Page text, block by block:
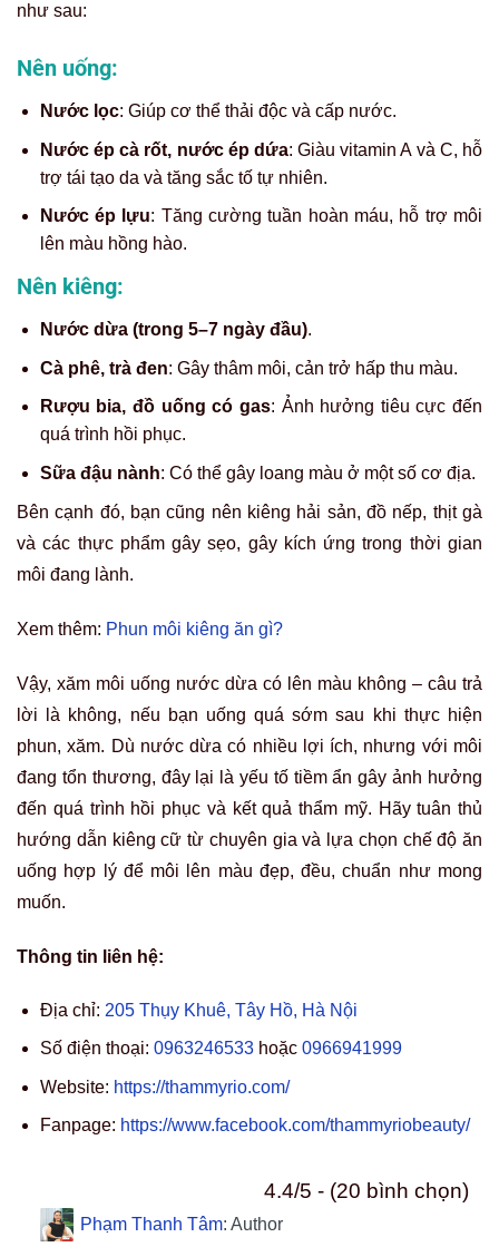
như sau:
Nên uống:
Nước lọc: Giúp cơ thể thải độc và cấp nước.
Nước ép cà rốt, nước ép dứa: Giàu vitamin A và C, hỗ
trợ tái tạo da và tăng sắc tố tự nhiên.
Nước ép lựu: Tăng cường tuần hoàn máu, hỗ trợ môi
lên màu hồng hào.
Nên kiêng:
Nước dừa (trong 5–7 ngày đầu).
Cà phê, trà đen: Gây thâm môi, cản trở hấp thu màu.
Rượu bia, đồ uống có gas: Ảnh hưởng tiêu cực đến
quá trình hồi phục.
Sữa đậu nành: Có thể gây loang màu ở một số cơ địa.
Bên cạnh đó, bạn cũng nên kiêng hải sản, đồ nếp, thịt gà
và các thực phẩm gây sẹo, gây kích ứng trong thời gian
môi đang lành.
Xem thêm: Phun môi kiêng ăn gì?
Vậy, xăm môi uống nước dừa có lên màu không – câu trả
lời là không, nếu bạn uống quá sớm sau khi thực hiện
phun, xăm. Dù nước dừa có nhiều lợi ích, nhưng với môi
đang tổn thương, đây lại là yếu tố tiềm ẩn gây ảnh hưởng
đến quá trình hồi phục và kết quả thẩm mỹ. Hãy tuân thủ
hướng dẫn kiêng cữ từ chuyên gia và lựa chọn chế độ ăn
uống hợp lý để môi lên màu đẹp, đều, chuẩn như mong
muốn.
Thông tin liên hệ:
Địa chỉ: 205 Thụy Khuê, Tây Hồ, Hà Nội
Số điện thoại: 0963246533hoặc 0966941999
Website: https://thammyrio.com/
Fanpage: https://www.facebook.com/thammyriobeauty/
4.4/5 - (20 bình chọn)
Phạm Thanh Tâm: Author